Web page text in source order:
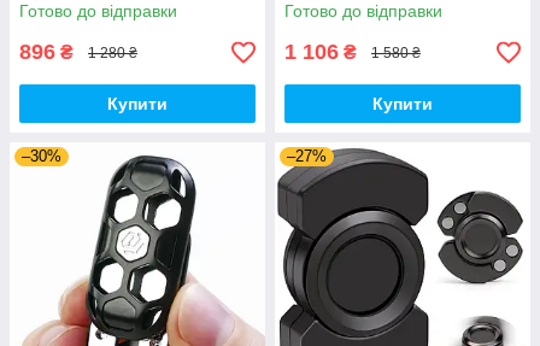
Готово до відправки
896 ₴ 1 280 ₴
Купити
Готово до відправки
1 106 ₴ 1 580 ₴
Купити
–30% –27%